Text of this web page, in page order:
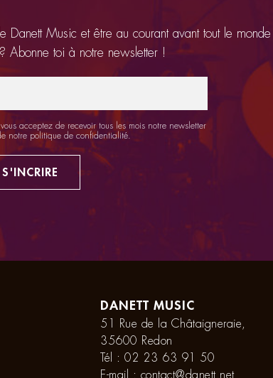
Danett Music et être au courant avant tout le monde
Abonne toi à notre newsletter !
acceptez de recevoir tous les mois notre newsletter
notre politique de confidentialité
S'INCRIRE
DANETT MUSIC
51 Rue de la Châtaigneraie,
35600 Redon
Tél : 02 23 63 91 50
E-mail : contact@danett.net